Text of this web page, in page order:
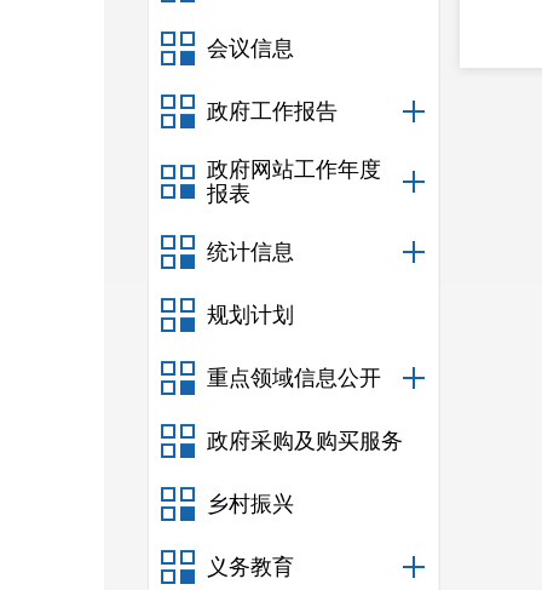
会议信息
政府工作报告
政府网站工作年度
报表
统计信息
规划计划
重点领域信息公开
政府采购及购买服务
乡村振兴
义务教育